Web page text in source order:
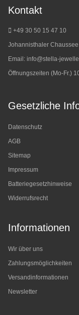
Kontakt
+49 30 50 15 47 10
Johannisthaler
Email: info@stella-
Öffnungszeiten (Mo-Fr.)
Gesetzliche
Datenschutz
AGB
Sitemap
Impressum
Batteriegesetzhinweise
Widerrufsrecht
Informationen
Wir über uns
Zahlungsmöglichkeiten
Versandinformationen
Newsletter